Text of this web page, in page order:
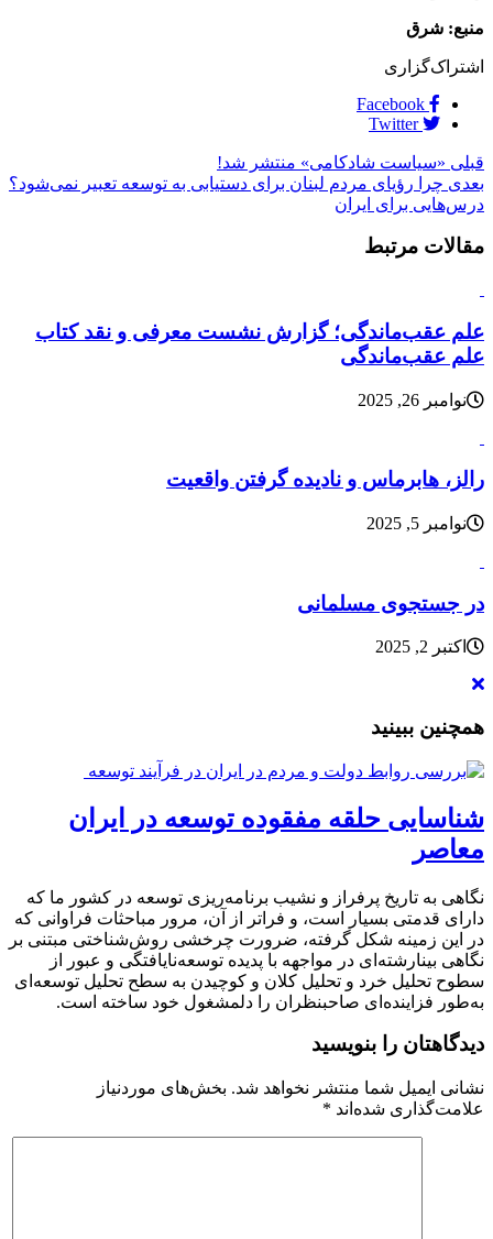
منبع: شرق
اشتراک‌گزاری
Facebook
Twitter
قبلی «سیاست شادکامی» منتشر شد!
بعدی چرا رؤیای مردم لبنان برای دستیابی به توسعه تعبیر نمی‌شود؟
درس‌هایی برای ایران
مقالات مرتبط
علم عقب‌ماندگی؛ گزارش نشست معرفی و نقد کتاب
علم عقب‌ماندگی
نوامبر 26, 2025
رالز، هابرماس و نادیده گرفتن واقعیت
نوامبر 5, 2025
در جستجوی مسلمانی
اکتبر 2, 2025
همچنین ببینید
شناسایی حلقه مفقوده توسعه در ایران
معاصر
نگاهی به تاریخ پرفراز و نشیب برنامه‌ریزی توسعه در کشور ما که
دارای قدمتی بسیار است، و فراتر از آن، مرور مباحثات فراوانی که
در این زمینه شکل گرفته، ضرورت چرخشی روش‌شناختی مبتنی بر
نگاهی بینارشته‌ای در مواجهه با پدیده توسعه‌نایافتگی و عبور از
سطوح تحلیل خرد و تحلیل کلان و کوچیدن به سطح تحلیل توسعه‌ای
به‌طور فزاینده‌ای صاحبنظران را دلمشغول خود ساخته است.
دیدگاهتان را بنویسید
نشانی ایمیل شما منتشر نخواهد شد. بخش‌های موردنیاز
علامت‌گذاری شده‌اند *